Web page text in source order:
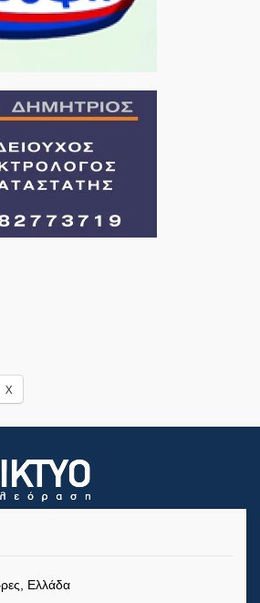
X
Ελλάδα